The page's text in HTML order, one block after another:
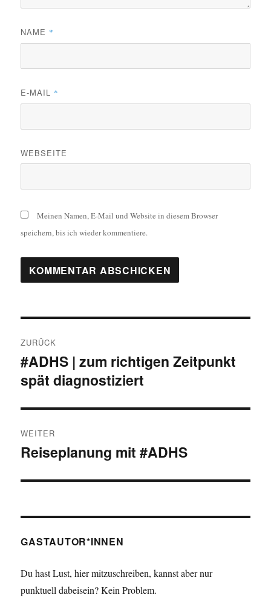
NAME *
E-MAIL *
WEBSEITE
Meinen Namen, E-Mail und Website in diesem Browser
speichern, bis ich wieder kommentiere.
Navigation
ZURÜCK
Vorheriger
Beitrag:
#ADHS | zum richtigen Zeitpunkt
spät diagnostiziert
WEITER
Nächster
Reiseplanung mit #ADHS
GASTAUTOR*INNEN
Du hast Lust, hier mitzuschreiben, kannst aber nur
punktuell dabeisein? Kein Problem.